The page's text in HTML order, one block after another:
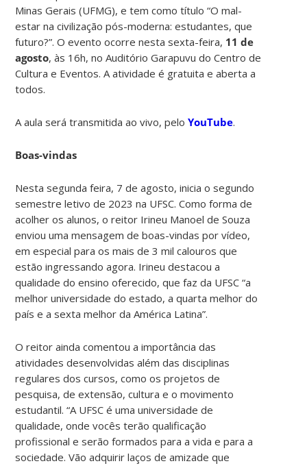
Minas Gerais (UFMG), e tem como título “O mal-
estar na civilização pós-moderna: estudantes, que
futuro?”. O evento ocorre nesta sexta-feira, 11 de
agosto, às 16h, no Auditório Garapuvu do Centro de
Cultura e Eventos. A atividade é gratuita e aberta a
todos.
A aula será transmitida ao vivo, peloYouTube.
Boas-vindas
Nesta segunda feira, 7 de agosto, inicia o segundo
semestre letivo de 2023 na UFSC. Como forma de
acolher os alunos, o reitor Irineu Manoel de Souza
enviou uma mensagem de boas-vindas por vídeo,
em especial para os mais de 3 mil calouros que
estão ingressando agora. Irineu destacou a
qualidade do ensino oferecido, que faz da UFSC “a
melhor universidade do estado, a quarta melhor do
país e a sexta melhor da América Latina”.
O reitor ainda comentou a importância das
atividades desenvolvidas além das disciplinas
regulares dos cursos, como os projetos de
pesquisa, de extensão, cultura e o movimento
estudantil. “A UFSC é uma universidade de
qualidade, onde vocês terão qualificação
profissional e serão formados para a vida e para a
sociedade. Vão adquirir laços de amizade que